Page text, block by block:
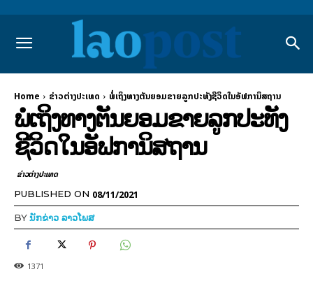
Home ຂ່າວຕ່າງປະເທດ ພໍ່ເຖິງທາງຕັນຍອມຂາຍລູກປະທັງຊີວິດໃນອັຟການິສຖານ
ພໍ່ເຖິງທາງຕັນຍອມຂາຍລູກປະທັງ
ຊີວິດໃນອັຟການິສຖານ
ຂ່າວຕ່າງປະເທດ
PUBLISHED ON 08/11/2021
BYນັກຂ່າວ ລາວໂພສ
1371